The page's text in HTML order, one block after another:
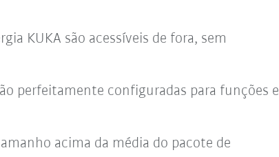
KUKA são acessíveis de fora, sem
perfeitamente configuradas para funções e
acima da média do pacote de